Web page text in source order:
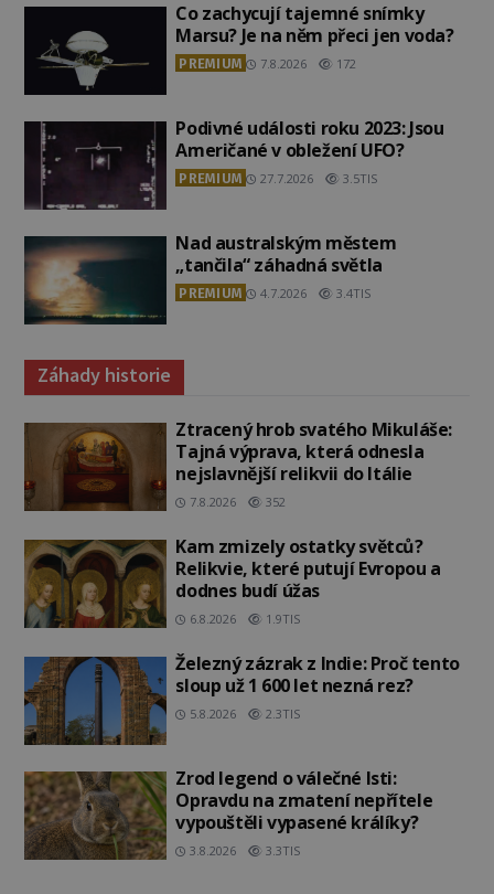
Co zachycují tajemné snímky
Marsu? Je na něm přeci jen voda?
PREMIUM 7.8.2026 172
Podivné události roku 2023: Jsou
Američané v obležení UFO?
PREMIUM 27.7.2026 3.5TIS
Nad australským městem
„tančila“ záhadná světla
PREMIUM 4.7.2026 3.4TIS
Záhady historie
Ztracený hrob svatého Mikuláše:
Tajná výprava, která odnesla
nejslavnější relikvii do Itálie
7.8.2026 352
Kam zmizely ostatky světců?
Relikvie, které putují Evropou a
dodnes budí úžas
6.8.2026 1.9TIS
Železný zázrak z Indie: Proč tento
sloup už 1 600 let nezná rez?
5.8.2026 2.3TIS
Zrod legend o válečné lsti:
Opravdu na zmatení nepřítele
vypouštěli vypasené králíky?
3.8.2026 3.3TIS